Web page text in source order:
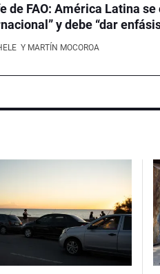
de FAO: América Latina
y debe “dar
Y MARTÍN MOCOROA